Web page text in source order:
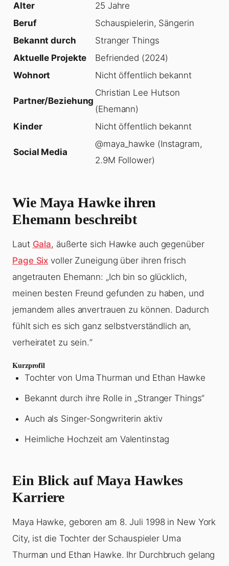
Alter
25 Jahre
Beruf
Schauspielerin, Sängerin
Bekannt durch
Stranger Things
Aktuelle Projekte
Befriended (2024)
Wohnort
Nicht öffentlich bekannt
Partner/Beziehung
Christian Lee Hutson
(Ehemann)
Kinder
Nicht öffentlich bekannt
Social Media
@maya_hawke (Instagram,
2.9M Follower)
Wie Maya Hawke ihren
Ehemann beschreibt
Laut Gala, äußerte sich Hawke auch gegenüber
Page Six voller Zuneigung über ihren frisch
angetrauten Ehemann: „Ich bin so glücklich,
meinen besten Freund gefunden zu haben, und
jemandem alles anvertrauen zu können. Dadurch
fühlt sich es sich ganz selbstverständlich an,
verheiratet zu sein.“
Kurzprofil
Tochter von Uma Thurman und Ethan Hawke
Bekannt durch ihre Rolle in „Stranger Things“
Auch als Singer-Songwriterin aktiv
Heimliche Hochzeit am Valentinstag
Ein Blick auf Maya Hawkes
Karriere
Maya Hawke, geboren am 8. Juli 1998 in New York
City, ist die Tochter der Schauspieler Uma
Thurman und Ethan Hawke. Ihr Durchbruch gelang